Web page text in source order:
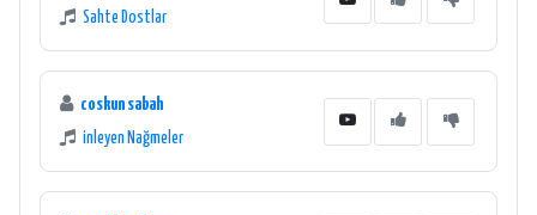
Sahte Dostlar
coskun sabah
inleyen Nağmeler